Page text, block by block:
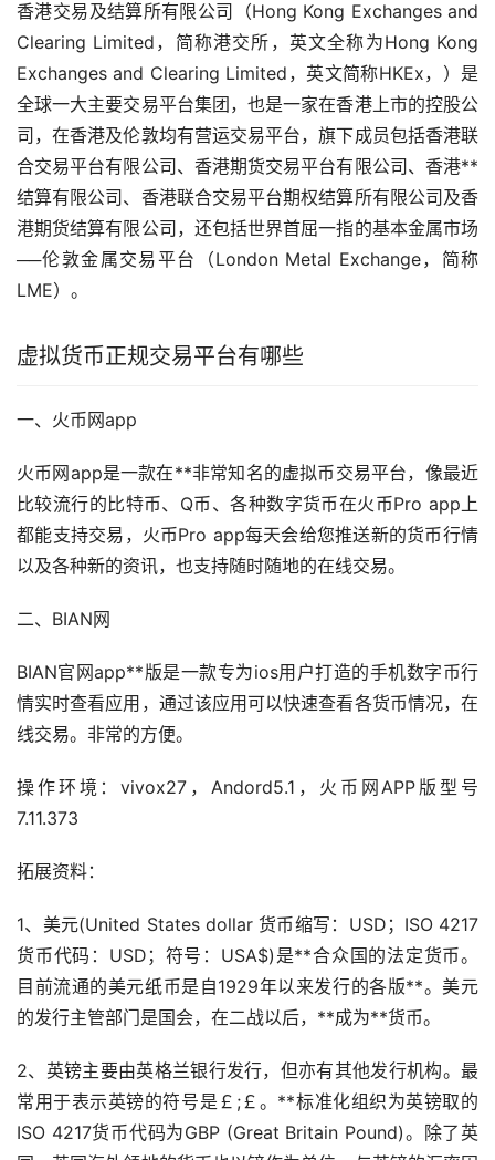
香港交易及结算所有限公司（Hong Kong Exchanges and
Clearing Limited，简称港交所，英文全称为Hong Kong
Exchanges and Clearing Limited，英文简称HKEx，）是
全球一大主要交易平台集团，也是一家在香港上市的控股公
司，在香港及伦敦均有营运交易平台，旗下成员包括香港联
合交易平台有限公司、香港期货交易平台有限公司、香港**
结算有限公司、香港联合交易平台期权结算所有限公司及香
港期货结算有限公司，还包括世界首屈一指的基本金属市场
──伦敦金属交易平台（London Metal Exchange，简称
LME）。
虚拟货币正规交易平台有哪些
一、火币网app
火币网app是一款在**非常知名的虚拟币交易平台，像最近
比较流行的比特币、Q币、各种数字货币在火币Pro app上
都能支持交易，火币Pro app每天会给您推送新的货币行情
以及各种新的资讯，也支持随时随地的在线交易。
二、BIAN网
BIAN官网app**版是一款专为ios用户打造的手机数字币行
情实时查看应用，通过该应用可以快速查看各货币情况，在
线交易。非常的方便。
操作环境：vivox27，Andord5.1，火币网APP版型号
7.11.373
拓展资料：
1、美元(United States dollar 货币缩写：USD；ISO 4217
货币代码：USD；符号：USA$)是**合众国的法定货币。
目前流通的美元纸币是自1929年以来发行的各版**。美元
的发行主管部门是国会，在二战以后，**成为**货币。
2、英镑主要由英格兰银行发行，但亦有其他发行机构。最
常用于表示英镑的符号是￡;￡。**标准化组织为英镑取的
ISO 4217货币代码为GBP (Great Britain Pound)。除了英